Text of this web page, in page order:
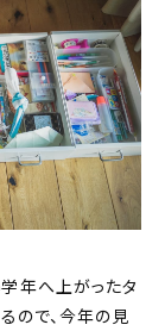
年へ上がったタ
ので、今年の見